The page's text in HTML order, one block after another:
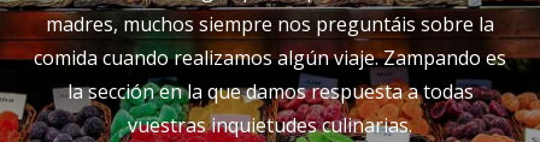
madres, muchos siempre nos preguntáis sobre la
comida cuando realizamos algún viaje. Zampando es
la sección en la que damos respuesta a todas
vuestras inquietudes culinarias.